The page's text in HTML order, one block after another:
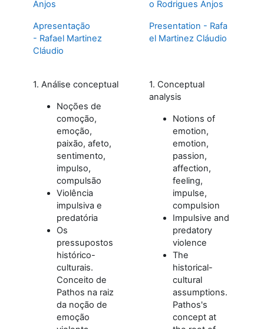
Anjos
Apresentação
- Rafael Martinez
Cláudio
o Rodrigues Anjos
Presentation - Rafa
el Martinez Cláudio
1. Análise conceptual
Noções de
comoção,
emoção,
paixão, afeto,
sentimento,
impulso,
compulsão
Violência
impulsiva e
predatória
Os
pressupostos
histórico-
culturais.
Conceito de
Pathos na raiz
da noção de
emoção
1. Conceptual
analysis
Notions of
emotion,
emotion,
passion,
affection,
feeling,
impulse,
compulsion
Impulsive and
predatory
violence
The
historical-
cultural
assumptions.
Pathos's
concept at